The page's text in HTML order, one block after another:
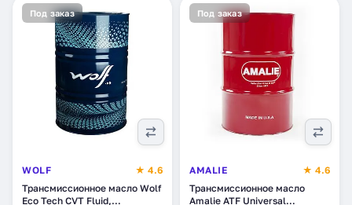
Под заказ
WOLF
★ 4.6
Трансмиссионное масло Wolf
Eco Tech CVT Fluid,
Под заказ
AMALIE
★ 4.6
Трансмиссионное масло
Amalie ATF Universal